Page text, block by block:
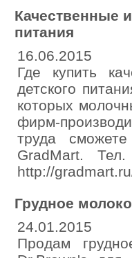
Качественные
питания
16.06.2015
Где купить
детского
которых
фирм-
труда
GradMart.
http://
Грудное
24.01.2015
Продам